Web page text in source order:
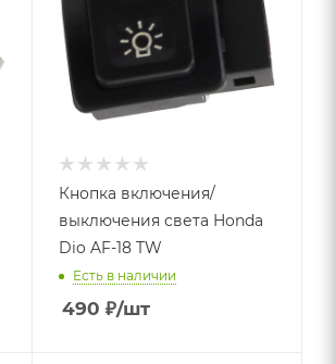
Кнопка включения/
выключения света Honda
Dio AF-18 TW
Есть в наличии
490 ₽/шт